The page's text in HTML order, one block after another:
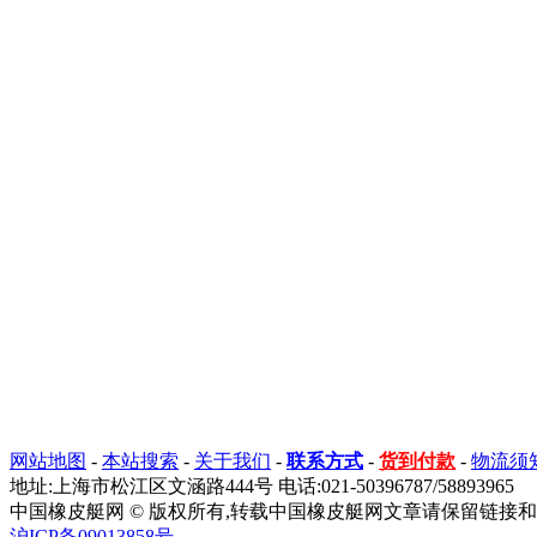
网站地图 - 本站搜索 - 关于我们 - 联系方式 - 货到付款 - 物流须
地址:上海市松江区文涵路444号 电话:021-50396787/58893965
中国橡皮艇网 © 版权所有,转载中国橡皮艇网文章请保留链接